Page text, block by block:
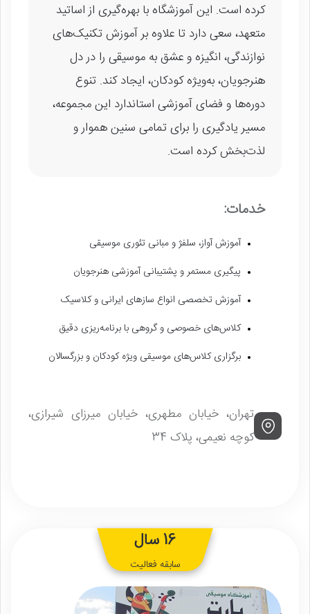
کرده است. این آموزشگاه با بهره‌گیری از اساتید
متعهد، سعی دارد تا علاوه بر آموزش تکنیک‌های
نوازندگی، انگیزه و عشق به موسیقی را در دل
هنرجویان، به‌ویژه کودکان، ایجاد کند. تنوع
دوره‌ها و فضای آموزشی استاندارد این مجموعه،
مسیر یادگیری را برای تمامی سنین هموار و
لذت‌بخش کرده است.
خدمات:
آموزش آواز، سلفژ و مبانی تئوری موسیقی
پیگیری مستمر و پشتیبانی آموزشی هنرجویان
آموزش تخصصی انواع سازهای ایرانی و کلاسیک
کلاس‌های خصوصی و گروهی با برنامه‌ریزی دقیق
برگزاری کلاس‌های موسیقی ویژه کودکان و بزرگسالان
تهران، خیابان مطهری، خیابان میرزای شیرازی،
کوچه نعیمی، پلاک 34
16 سال
سابقه فعالیت